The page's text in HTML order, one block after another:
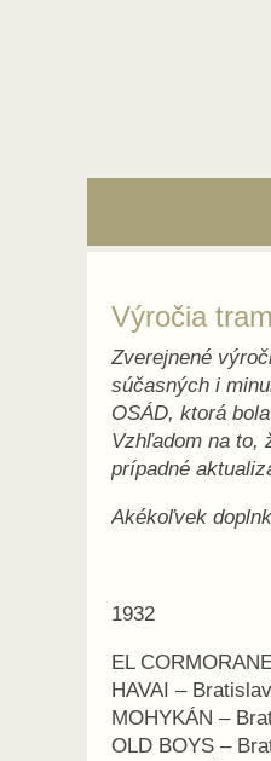
Výročia
Zverejnené
súčasných i
OSÁD, ktorá
Vzhľadom na to,
prípadné
Akékoľvek
1932
EL
HAVAI –
MOHYKÁN –
OLD BOYS –